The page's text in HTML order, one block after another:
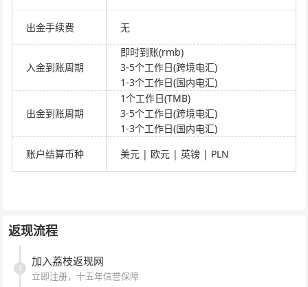
出金手续费 无
入金到账周期
即时到账(rmb)
3-5个工作日(跨境电汇)
1-3个工作日(国内电汇)
出金到账周期
1个工作日(TMB)
3-5个工作日(跨境电汇)
1-3个工作日(国内电汇)
账户结算币种
美元 | 欧元 | 英镑 | PLN
返现流程
加入荔枝返现网
立即注册，十五年信誉保障
1